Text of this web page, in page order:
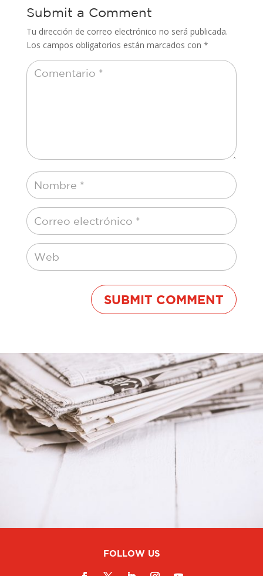
Submit a Comment
Tu dirección de correo electrónico no será publicada.
Los campos obligatorios están marcados con *
SUBMIT COMMENT
FOLLOW US